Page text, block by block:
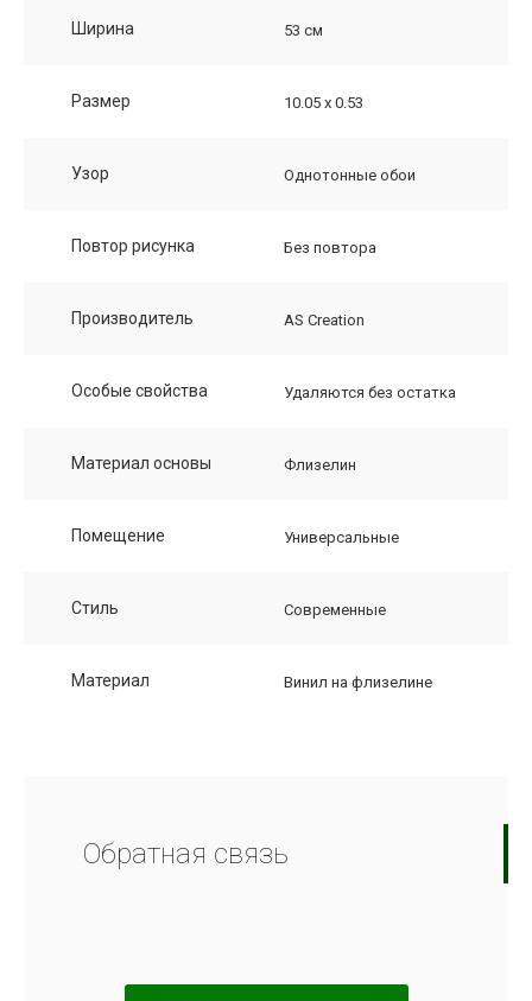
Ширина 53 см
Размер 10.05 х 0.53
Узор Однотонные обои
Повтор рисунка Без повтора
Производитель AS Creation
Особые свойства Удаляются без остатка
Материал основы Флизелин
Помещение Универсальные
Стиль Современные
Материал Винил на флизелине
Обратная связь